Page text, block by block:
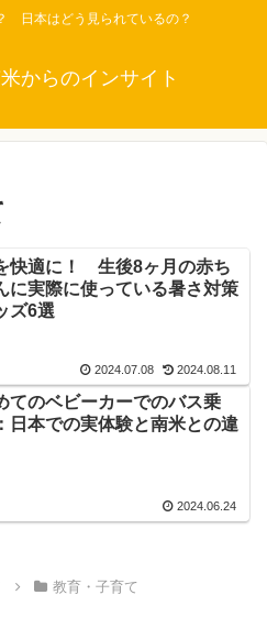
日本はどう見られているの？
からのインサイト
快適に！ 生後8ヶ月の赤ち
に実際に使っている暑さ対策
ズ6選
2024.07.08 2024.08.11
てのベビーカーでのバス乗
日本での実体験と南米との違
2024.06.24
教育・子育て